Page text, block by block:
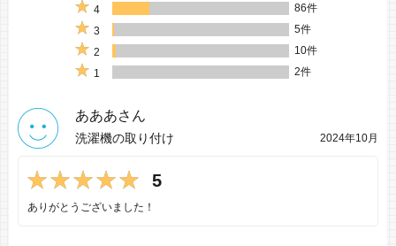
4
86件
3
5件
2
10件
1
2件
あああさん
洗濯機の取り付け 2024年10月
5
ありがとうございました！